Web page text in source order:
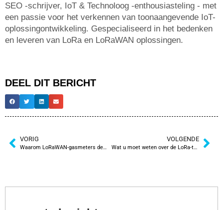
SEO -schrijver, IoT & Technoloog -enthousiasteling - met
een passie voor het verkennen van toonaangevende IoT-
oplossingontwikkeling. Gespecialiseerd in het bedenken
en leveren van LoRa en LoRaWAN oplossingen.
DEEL DIT BERICHT
VORIG
Waarom LoRaWAN-gasmeters de toekomst zijn van slimme gasmetingen
VOLGENDE
Wat u moet weten over de LoRa-temperatuursensor voordat u tot aankoop overgaat